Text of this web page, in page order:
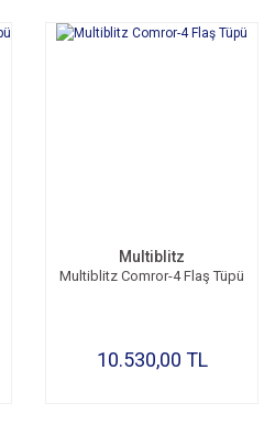
Multiblitz
Multiblitz Comror-4 Flaş Tüpü
10.530,00 TL